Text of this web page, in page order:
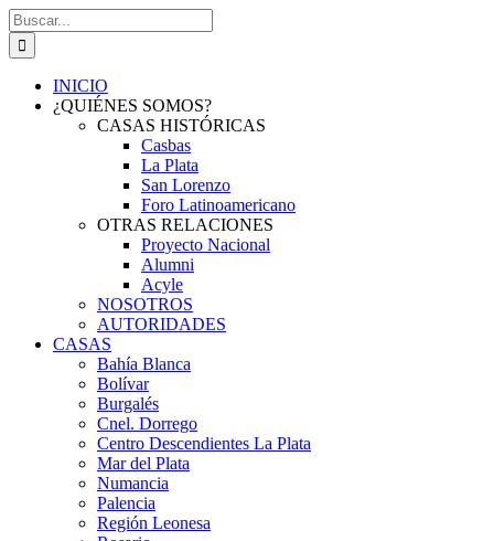
Saltar
al
contenido
Buscar:
INICIO
¿QUIÉNES SOMOS?
CASAS HISTÓRICAS
Casbas
La Plata
San Lorenzo
Foro Latinoamericano
OTRAS RELACIONES
Proyecto Nacional
Alumni
Acyle
NOSOTROS
AUTORIDADES
CASAS
Bahía Blanca
Bolívar
Burgalés
Cnel. Dorrego
Centro Descendientes La Plata
Mar del Plata
Numancia
Palencia
Región Leonesa